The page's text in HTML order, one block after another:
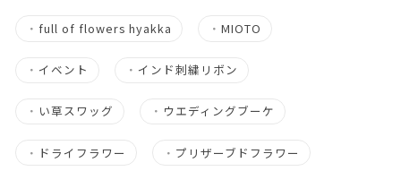
・ full of flowers hyakka ・MIOTO
・ イベント ・ インド刺繍リボン
・ い草スワッグ ・ ウエディングブーケ
・ ドライフラワー ・ プリザーブドフラワー